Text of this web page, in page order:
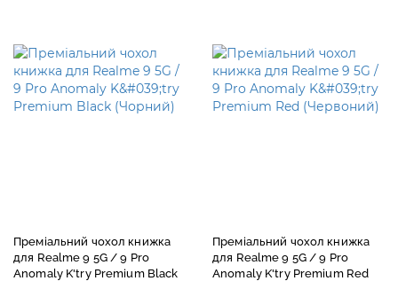
Преміальний чохол книжка
для Realme 9 5G / 9 Pro
Anomaly K'try Premium Black
Преміальний чохол книжка
для Realme 9 5G / 9 Pro
Anomaly K'try Premium Red